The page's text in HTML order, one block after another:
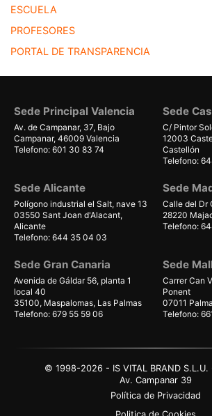
ESCUELA
PROFESORES
PORTAL DE TRANSPARENCIA
Sede Principal Valencia
Av. de Campanar, 37, Bajo
Campanar, 46009 Valencia
Telefono: 601 30 83 74
Sede
C/ Pintor
12003
Castellón
Telefono:
Sede Alicante
Polígono industrial el Salt, nave 13
03550 Sant Joan d'Alacant,
Alicante
Telefono: 644 35 04 03
Sede
Calle del Dr
28220
Telefono:
Sede Gran Canaria
Avenida de Gáldar 56, planta 1
local 40
35100, Maspalomas, Las Palmas
Telefono: 679 55 59 06
Sede
Carrer Can
Ponent
07011
Telefono:
© 1998-2026 - IS VITAL BRAND
Av. Campanar 39
Política de Privacidad